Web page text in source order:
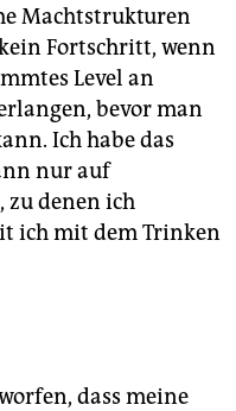
Machtstrukturen
Fortschritt, wenn
Level an
bevor man
Ich habe das
nur auf
zu denen ich
ich mit dem Trinken
dass meine